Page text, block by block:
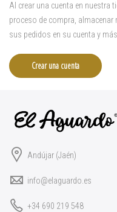
Al crear una cuenta en nuestra
proceso de compra, almacenar
sus pedidos en su cuenta y más.
Crear una cuenta
Andújar (Jaén)
info@elaguardo.es
+34 690 219 548